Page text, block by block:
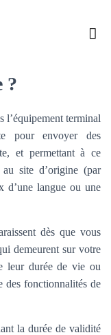
?
l’équipement terminal
pour envoyer des
et permettant à ce
site d’origine (par
d’une langue ou une
dès que vous
demeurent sur votre
leur durée de vie ou
des fonctionnalités de
la durée de validité